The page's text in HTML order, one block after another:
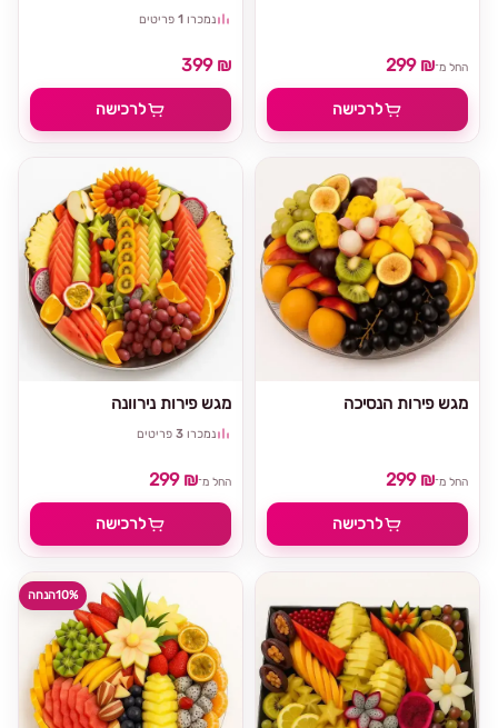
נמכרו 1 פריטים
399 ₪
לרכישה
החל מ־299 ₪
לרכישה
מגש פירות נירוונה
נמכרו 3 פריטים
החל מ־299 ₪
לרכישה
מגש פירות הנסיכה
החל מ־299 ₪
לרכישה
10%הנחה